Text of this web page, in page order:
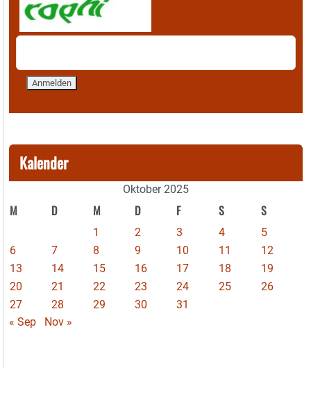
Kalender
Oktober 2025
M D M D F S S
1 2 3 4
5
6
7 8 9 10 11
12
13
14 15 16 17 18
19
20
21 22 23 24 25
26
27
28 29 30
31
« Sep
Nov »